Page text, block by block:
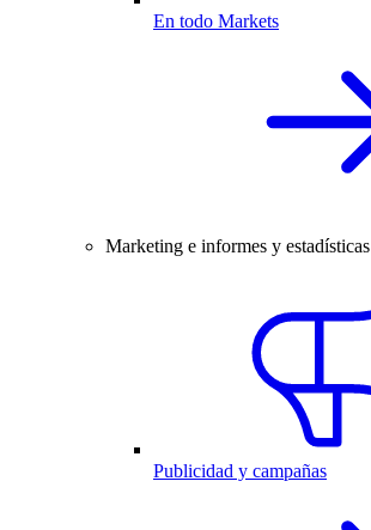
En todo Markets
Marketing e informes y estadísticas
Publicidad y campañas